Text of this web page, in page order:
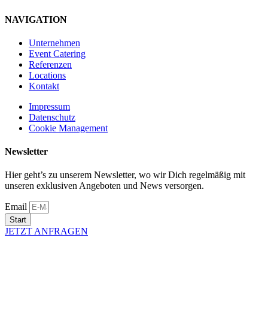
NAVIGATION
Unternehmen
Event Catering
Referenzen
Locations
Kontakt
Impressum
Datenschutz
Cookie Management
Newsletter
Hier geht’s zu unserem Newsletter, wo wir Dich regelmäßig mit
unseren exklusiven Angeboten und News versorgen.
Email
Start
JETZT ANFRAGEN